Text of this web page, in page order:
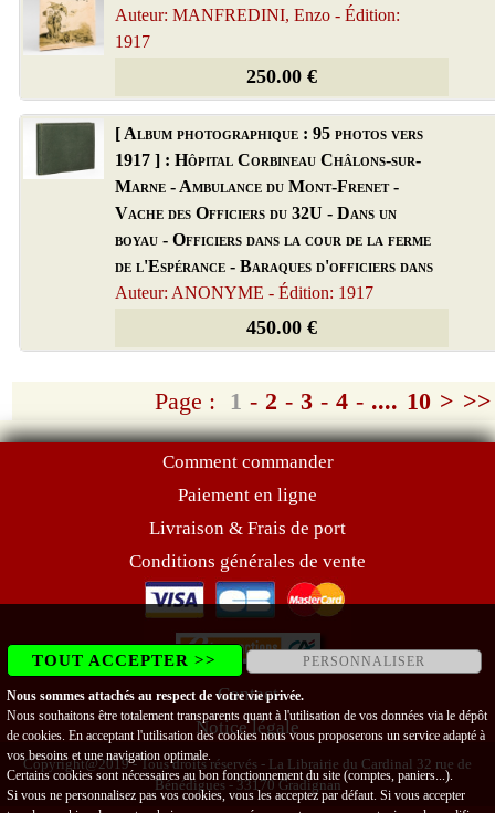
Auteur: MANFREDINI, Enzo - Édition:
1917
250.00 €
[ Album photographique : 95 photos vers
1917 ] : Hôpital Corbineau Châlons-sur-
Marne - Ambulance du Mont-Frenet -
Vache des Officiers du 32U - Dans un
boyau - Officiers dans la cour de la ferme
de l'Espérance - Baraques d'officiers dans
Auteur: ANONYME - Édition: 1917
450.00 €
Page : 1 - 2 - 3 - 4 - .... 10 > >>
Comment commander
Paiement en ligne
Livraison & Frais de port
Conditions générales de vente
Contact
Notice légale
Copyright@2019 - Tous droits réservés - La Librairie du Cardinal 32 rue de
Bénédigues - 33170 Gradignan
TOUT ACCEPTER >> PERSONNALISER
Nous sommes attachés au respect de votre vie privée.
Nous souhaitons être totalement transparents quant à l'utilisation de vos données via le dépôt
de cookies. En acceptant l'utilisation des cookies nous vous proposerons un service adapté à
vos besoins et une navigation optimale.
Certains cookies sont nécessaires au bon fonctionnement du site (comptes, paniers...).
Si vous ne personnalisez pas vos cookies, vous les acceptez par défaut. Si vous accepter